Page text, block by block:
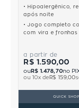
Hipoalergênico,
após noite
Jogo completo
com vira e fronhas
a partir de
R$ 1.590,00
ouR$ 1.478,70no
ou 10x de R$ 159,00
QUICK SHOP